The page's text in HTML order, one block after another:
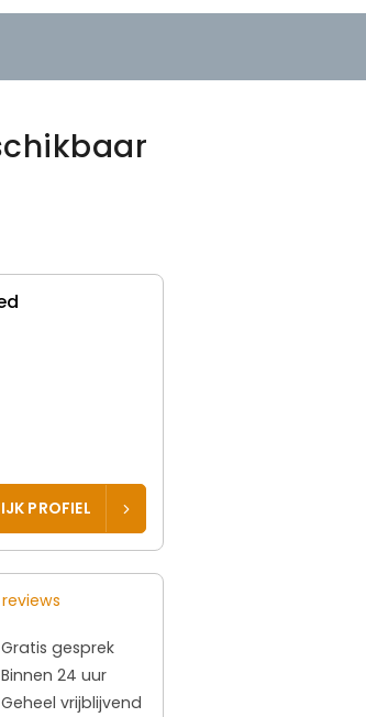
PROFIEL
reviews
Gratis gesprek
Binnen 24 uur
Geheel vrijblijvend